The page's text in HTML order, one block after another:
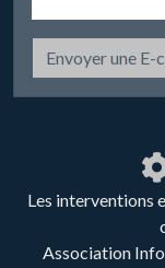
Envoyer une E-
Les interventions
Association